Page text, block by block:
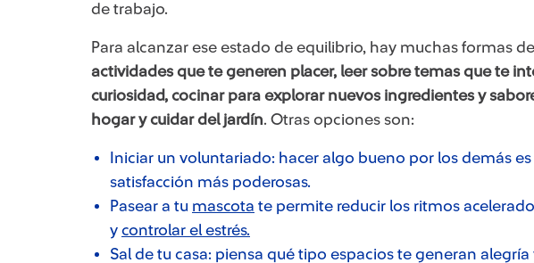
de trabajo.
Para alcanzar ese estado de equilibrio, hay muchas formas
actividades que te generen ​​placer, leer sobre temas que te
curiosidad, cocinar para explorar nuevos ingredientes y
hogar y cuidar del jardín. Otras opciones son:
Iniciar un voluntariado: hacer algo bueno por los demás
satisfacción más poderosas.
Pasear a tu mascota te permite reducir los ritmos
y controlar el estrés.
Sal de tu casa: piensa qué tipo espacios te generan alegría